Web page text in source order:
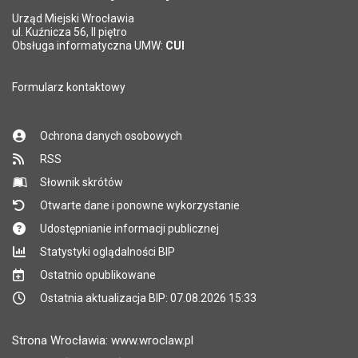
*
Pole wymagane
Urząd Miejski Wrocławia
ul. Kuźnicza 56, II piętro
Obsługa informatyczna UMW: CUI
Formularz kontaktowy
Ochrona danych osobowych
RSS
Słownik skrótów
Otwarte dane i ponowne wykorzystanie
Udostępnianie informacji publicznej
Statystyki oglądalności BIP
Ostatnio opublikowane
Ostatnia aktualizacja BIP: 07.08.2026 15:33
Strona Wrocławia: www.wroclaw.pl